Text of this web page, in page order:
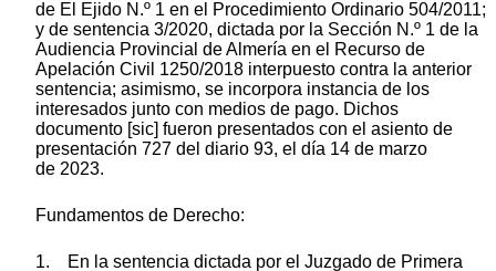
de El Ejido N.º 1 en el Procedimiento Ordinario 504/2011;
y de sentencia 3/2020, dictada por la Sección N.º 1 de la
Audiencia Provincial de Almería en el Recurso de
Apelación Civil 1250/2018 interpuesto contra la anterior
sentencia; asimismo, se incorpora instancia de los
interesados junto con medios de pago. Dichos
documento [sic] fueron presentados con el asiento de
presentación 727 del diario 93, el día 14 de marzo
de 2023.
Fundamentos de Derecho:
1. En la sentencia dictada por el Juzgado de Primera